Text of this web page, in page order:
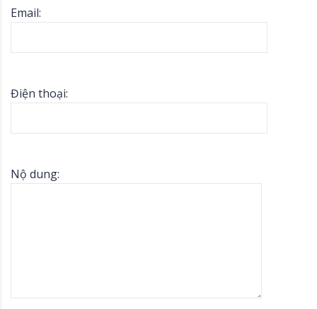
Email:
Điện thoại:
Nộ dung: